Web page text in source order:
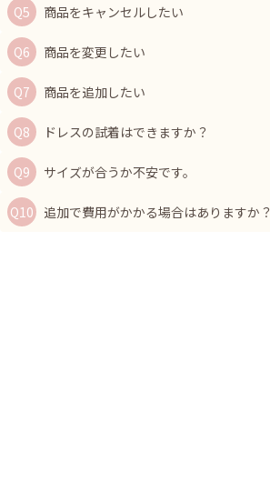
商品をキャンセルしたい
商品を変更したい
商品を追加したい
ドレスの試着はできますか？
サイズが合うか不安です。
追加で費用がかかる場合はありますか？